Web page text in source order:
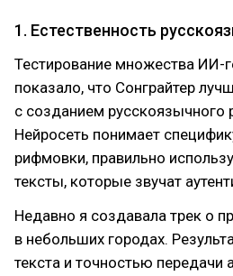
1. Естественность
Тестирование множества ИИ-
показало, что Сонграйтер
с созданием русскоязычного
Нейросеть понимает
рифмовки, правильно
тексты, которые звучат
Недавно я создавала трек о
в небольших городах.
текста и точностью передачи